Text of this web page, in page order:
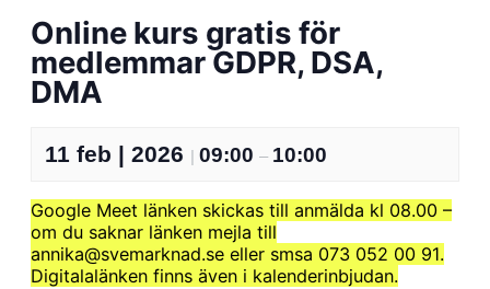
Online kurs gratis för
medlemmar GDPR, DSA,
DMA
11 feb | 2026 | 09:00 – 10:00
Google Meet länken skickas till anmälda kl 08.00 –
om du saknar länken mejla till
annika@svemarknad.se eller smsa 073 052 00 91.
Digitalalänken finns även i kalenderinbjudan.